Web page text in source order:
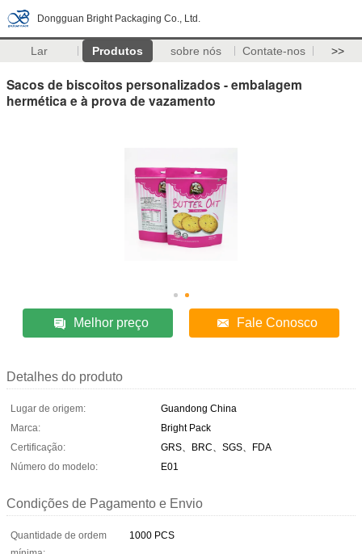
Dongguan Bright Packaging Co., Ltd.
Lar Produtos sobre nós Contate-nos >>
Sacos de biscoitos personalizados - embalagem
hermética e à prova de vazamento
Melhor preço Fale Conosco
Detalhes do produto
Lugar de origem:
Guandong China
Marca:
Bright Pack
Certificação:
GRS、BRC、SGS、FDA
Número do modelo:
E01
Condições de Pagamento e Envio
Quantidade de ordem
1000 PCS